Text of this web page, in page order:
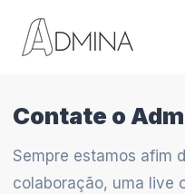
Contate o
Sempre estamos afim
colaboração, uma live